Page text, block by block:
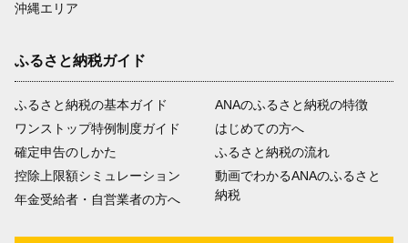
沖縄エリア
ふるさと納税ガイド
ふるさと納税の基本ガイド
ワンストップ特例制度ガイド
確定申告のしかた
控除上限額シミュレーション
年金受給者・自営業者の方へ
ANAのふるさと納税の特徴
はじめての方へ
ふるさと納税の流れ
動画でわかるANAのふるさと
納税